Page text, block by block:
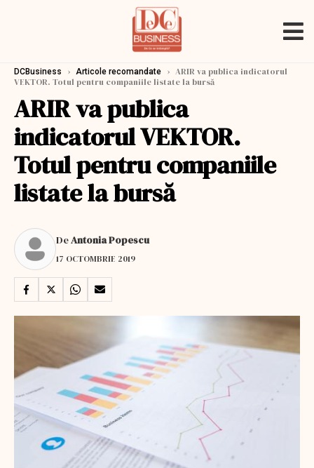
DCBusiness › Articole recomandate › ARIR va publica indicatorul
VEKTOR. Totul pentru companiile listate la bursă
ARIR va publica
indicatorul VEKTOR.
Totul pentru companiile
listate la bursă
DeAntonia Popescu
17 OCTOMBRIE 2019